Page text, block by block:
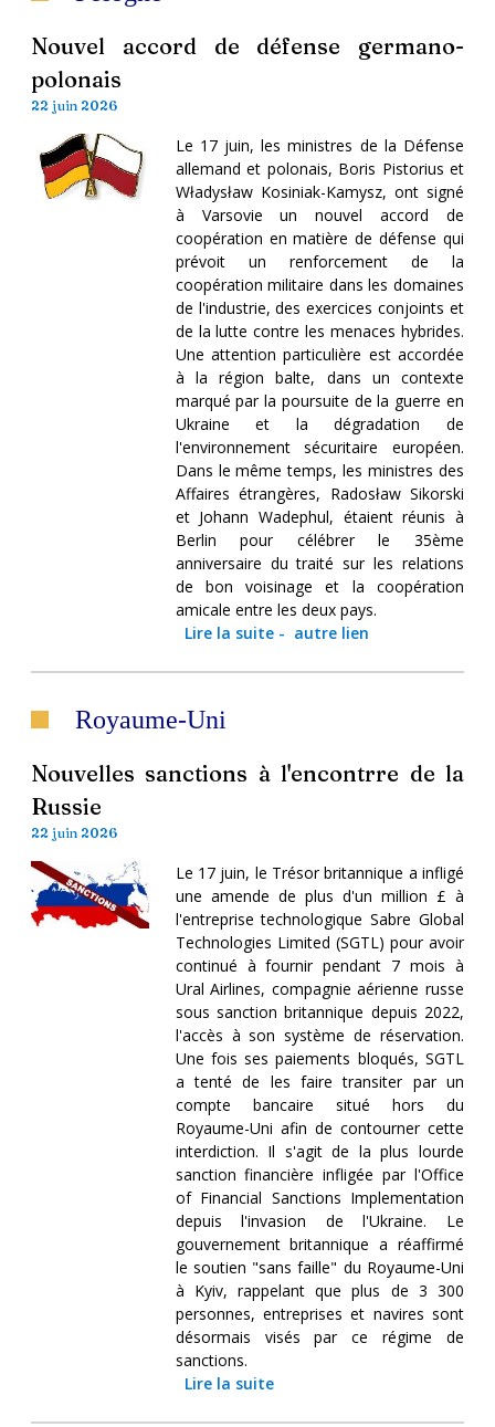
Nouvel accord de défense germano-
polonais
22 juin 2026
Le 17 juin, les ministres de la Défense
allemand et polonais, Boris Pistorius et
Władysław Kosiniak-Kamysz, ont signé
à Varsovie un nouvel accord de
coopération en matière de défense qui
prévoit un renforcement de la
coopération militaire dans les domaines
de l'industrie, des exercices conjoints et
de la lutte contre les menaces hybrides.
Une attention particulière est accordée
à la région balte, dans un contexte
marqué par la poursuite de la guerre en
Ukraine et la dégradation de
l'environnement sécuritaire européen.
Dans le même temps, les ministres des
Affaires étrangères, Radosław Sikorski
et Johann Wadephul, étaient réunis à
Berlin pour célébrer le 35ème
anniversaire du traité sur les relations
de bon voisinage et la coopération
amicale entre les deux pays.
Lire la suite- autre lien
Royaume-Uni
Nouvelles sanctions à l'encontrre de la
Russie
22 juin 2026
Le 17 juin, le Trésor britannique a infligé
une amende de plus d'un million £ à
l'entreprise technologique Sabre Global
Technologies Limited (SGTL) pour avoir
continué à fournir pendant 7 mois à
Ural Airlines, compagnie aérienne russe
sous sanction britannique depuis 2022,
l'accès à son système de réservation.
Une fois ses paiements bloqués, SGTL
a tenté de les faire transiter par un
compte bancaire situé hors du
Royaume-Uni afin de contourner cette
interdiction. Il s'agit de la plus lourde
sanction financière infligée par l'Office
of Financial Sanctions Implementation
depuis l'invasion de l'Ukraine. Le
gouvernement britannique a réaffirmé
le soutien "sans faille" du Royaume-Uni
à Kyiv, rappelant que plus de 3 300
personnes, entreprises et navires sont
désormais visés par ce régime de
sanctions.
Lire la suite